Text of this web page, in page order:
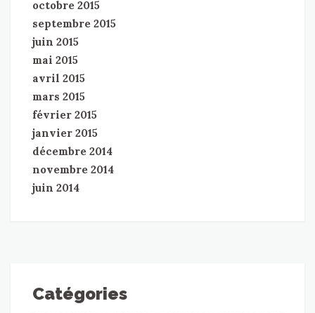
octobre 2015
septembre 2015
juin 2015
mai 2015
avril 2015
mars 2015
février 2015
janvier 2015
décembre 2014
novembre 2014
juin 2014
Catégories